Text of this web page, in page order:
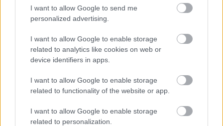
I want to allow Google to send me
personalized advertising.
I want to allow Google to enable storage
related to analytics like cookies on web or
device identifiers in apps.
I want to allow Google to enable storage
related to functionality of the website or app.
I want to allow Google to enable storage
related to personalization.
borzalmakat, amik kipattantak Shinji Mikami fejéből, az
most megteheti, feltéve, hogy PC-n tolja a játékot.
kell teljesíteni, de a TPS az alap, azonban a PC-sek
kapnak rá lehetőséget, hogy teljes egészében belső
nézetből tolják a sztorit. Na nem a menüből, hanem egy
kis konzolos trükközéssel. Ahhoz, hogy ezt behozzátok,